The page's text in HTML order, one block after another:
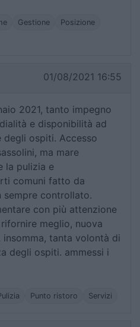
Gestione
Posizione
01/08/2021 16:55
2021, tanto impegno
e disponibilità ad
degli ospiti. Accesso
ma mare
la pulizia e
comuni fatto da
sempre controllato.
con più attenzione
meglio, nuova
tanta volontà di
degli ospiti. ammessi i
Punto ristoro Servizi